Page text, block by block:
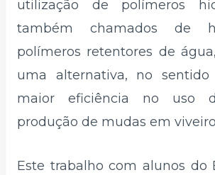
utilização de polímeros
também chamados de
polímeros retentores de
uma alternativa, no
maior eficiência no uso
produção de mudas em
Este trabalho com alunos do